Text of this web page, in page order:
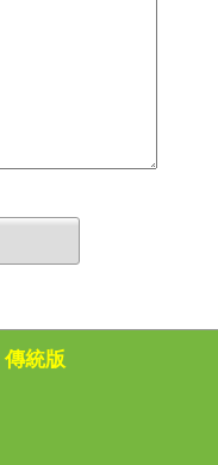
傳統版